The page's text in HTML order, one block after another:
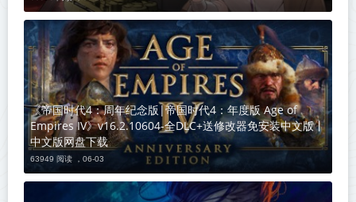
《帝国时代4：周年纪念版|帝国时代4：年度版 Age of
Empires IV》v16.2.10604-全DLC+送修改器免安装中文版丨
中文版网盘下载
63949 阅读 ， 06-03